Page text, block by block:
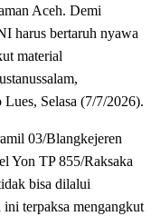
Aceh. Demi
harus bertaruh nyawa
material
Selasa (7/7/2026).
03/Blangkejeren
Yon TP 855/Raksaka
bisa dilalui
ini terpaksa mengangkut